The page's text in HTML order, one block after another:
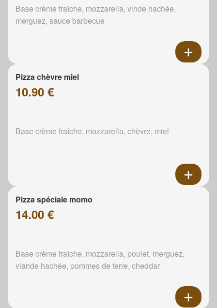
Base crème fraîche, mozzarella, vinde hachée,
merguez, sauce barbecue
Pizza chèvre miel
10.90 €
Base crème fraîche, mozzarella, chèvre, miel
Pizza spéciale momo
14.00 €
Base crème fraîche, mozzarella, poulet, merguez,
viande hachée, pommes de terre, cheddar